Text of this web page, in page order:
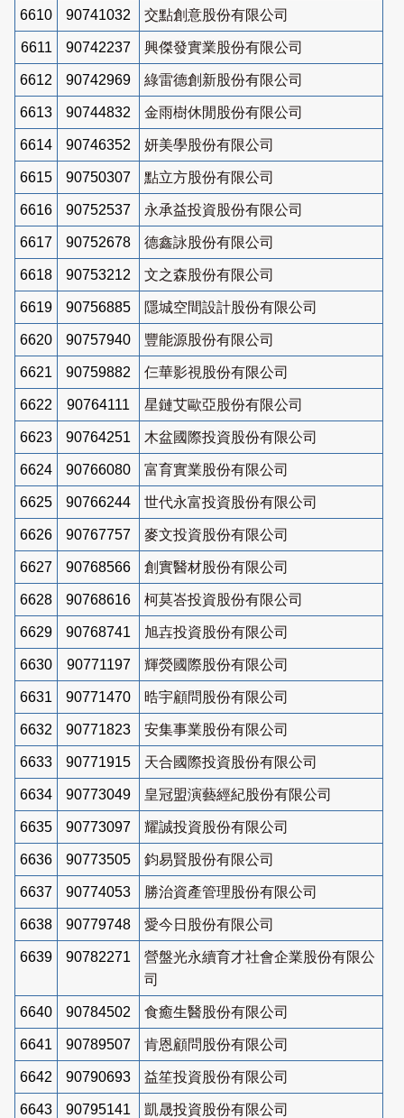
6610 90741032 交點創意股份有限公司
6611 90742237 興傑發實業股份有限公司
6612 90742969 綠雷德創新股份有限公司
6613 90744832 金雨樹休閒股份有限公司
6614 90746352 妍美學股份有限公司
6615 90750307 點立方股份有限公司
6616 90752537 永承益投資股份有限公司
6617 90752678 德鑫詠股份有限公司
6618 90753212 文之森股份有限公司
6619 90756885 隱城空間設計股份有限公司
6620 90757940 豐能源股份有限公司
6621 90759882 仨華影視股份有限公司
6622 90764111 星鏈艾歐亞股份有限公司
6623 90764251 木盆國際投資股份有限公司
6624 90766080 富育實業股份有限公司
6625 90766244 世代永富投資股份有限公司
6626 90767757 麥文投資股份有限公司
6627 90768566 創實醫材股份有限公司
6628 90768616 柯莫峇投資股份有限公司
6629 90768741 旭壵投資股份有限公司
6630 90771197 輝熒國際股份有限公司
6631 90771470 晧宇顧問股份有限公司
6632 90771823 安集事業股份有限公司
6633 90771915 天合國際投資股份有限公司
6634 90773049 皇冠盟演藝經紀股份有限公司
6635 90773097 耀誠投資股份有限公司
6636 90773505 鈞易賢股份有限公司
6637 90774053 勝治資產管理股份有限公司
6638 90779748 愛今日股份有限公司
6639 90782271
營盤光永續育才社會企業股份有限公
司
6640 90784502 食癒生醫股份有限公司
6641 90789507 肯恩顧問股份有限公司
6642 90790693 益笙投資股份有限公司
6643 90795141 凱晟投資股份有限公司